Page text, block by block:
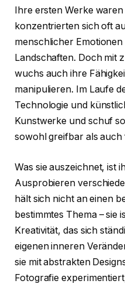
Ihre ersten Werke
konzentrierten sich oft
menschlicher
Landschaften. Doch mit
wuchs auch ihre
manipulieren. Im Laufe
Technologie und
Kunstwerke und schuf
sowohl greifbar als auch
Was sie auszeichnet, ist
Ausprobieren
hält sich nicht an einen
bestimmtes Thema – sie
Kreativität, das sich
eigenen inneren
sie mit abstrakten
Fotografie